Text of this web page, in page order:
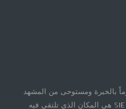
بالخبرة ومستوحى من المشهد
المتطور باستمرار في دبي - SIE هي المكان الذي تلتقي فيه